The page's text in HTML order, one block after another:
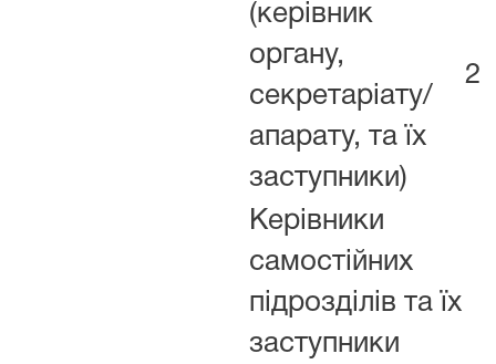
(керівник
органу,
секретаріату/
апарату, та їх
заступники)
2
Керівники
самостійних
підрозділів та їх
заступники